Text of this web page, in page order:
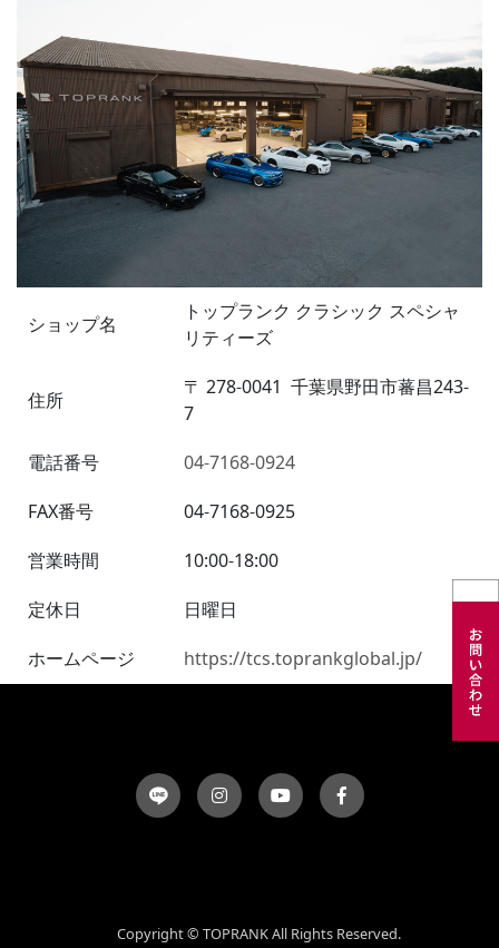
ショップ名
トップランク クラシック スペシャ
リティーズ
住所 〒 278-0041 千葉県野田市蕃昌243-
7
電話番号
04-7168-0924
FAX番号
04-7168-0925
営業時間
10:00-18:00
定休日
日曜日
ホームページ
https://tcs.toprankglobal.jp/
Copyright © TOPRANK All Rights Reserved.